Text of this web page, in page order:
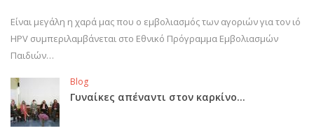
Είναι μεγάλη η χαρά μας που ο εμβολιασμός των αγοριών για τον ιό
HPV συμπεριλαμβάνεται στο Εθνικό Πρόγραμμα Εμβολιασμών
Παιδιών…
Blog
Γυναίκες απέναντι στον καρκίνο…